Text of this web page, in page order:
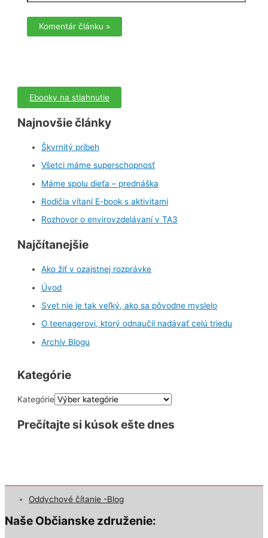
Ebooky na stiahnutie
Najnovšie články
Škvrnitý príbeh
Všetci máme superschopnosť
Máme spolu dieťa – prednáška
Rodičia vítaní E-book s aktivitami
Rozhovor o envirovzdelávaní v TA3
Najčítanejšie
Ako žiť v ozajstnej rozprávke
Úvod
Svet nie je tak veľký, ako sa pôvodne myslelo
O teenagerovi, ktorý odnaučil nadávať celú triedu
Archív Blogu
Kategórie
Kategórie
Prečítajte si kúsok ešte dnes
Oddychové čítanie -Blog
Naše Občianske združenie: